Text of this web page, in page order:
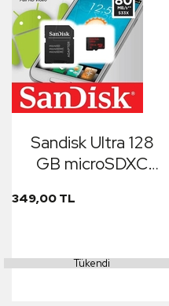
Sandisk Ultra 128
GB microSDXC
Adapter
349,00 TL
Tükendi